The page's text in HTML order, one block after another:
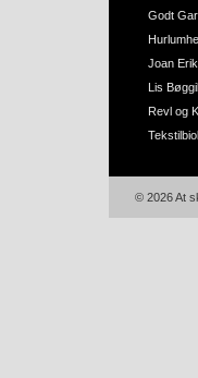
Godt
Joan
Lis
Revl og
© 2026 At